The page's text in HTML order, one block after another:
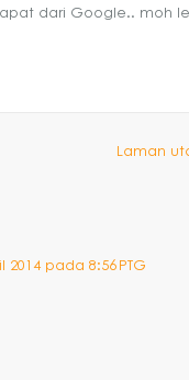
dari Google.. moh
Laman
2014 pada 8:56 PTG